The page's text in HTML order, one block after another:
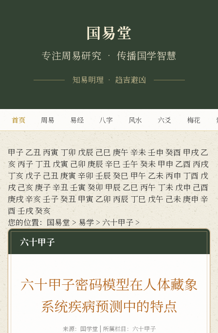
国易堂
专注周易研究 • 传播国学智慧
知易明理 • 趋吉避凶
首页 周易 易经 八字 风水 六爻 梅花
甲子 乙丑丙寅 丁卯 戊辰 己巳 庚午 辛未壬申 癸酉 甲戌 乙
亥丙子 丁丑 戊寅 己卯 庚辰 辛巳 壬午 癸未 甲申 乙酉 丙戌
丁亥 戊子 己丑 庚寅 辛卯 壬辰 癸巳 甲午 乙未 丙申 丁酉 戊
戌 己亥 庚子辛丑壬寅 癸卯 甲辰 乙巳 丙午 丁未 戊申 己酉
庚戌辛亥壬子癸丑 甲寅 乙卯 丙辰 丁巳 戊午 己未 庚申 辛
酉 壬戌癸亥
您的位置： 国易堂 > 易学 > 六十甲子 >
六十甲子
六十甲子密码模型在人体藏象
系统疾病预测中的特点
来源：国学堂 | 所属栏目： 六十甲子